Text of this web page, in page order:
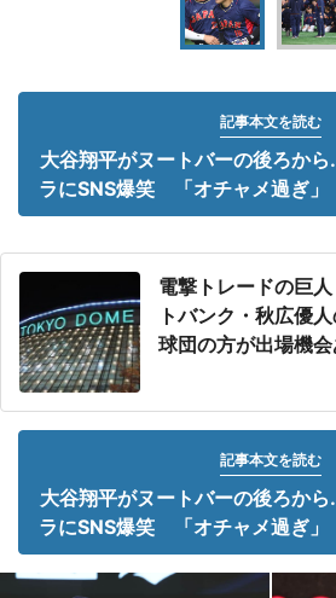
記事本文を読む
大谷翔平がヌートバーの後ろか
ラにSNS爆笑 「オチャメ過ぎ」
電撃トレードの巨
トバンク・秋広優
球団の方が出場機
記事本文を読む
大谷翔平がヌートバーの後ろか
ラにSNS爆笑 「オチャメ過ぎ」